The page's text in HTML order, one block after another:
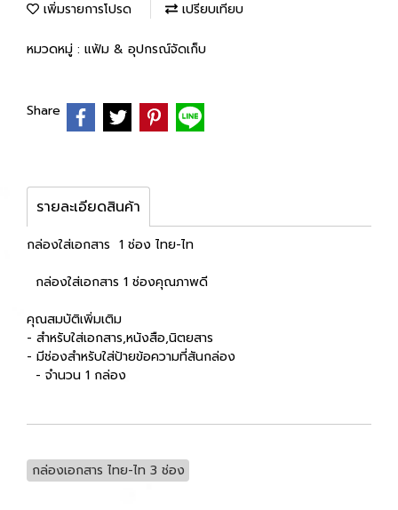
เพิ่มรายการโปรด เปรียบเทียบ
หมวดหมู่ : แฟ้ม & อุปกรณ์จัดเก็บ
Share
รายละเอียดสินค้า
กล่องใส่เอกสาร 1 ช่อง ไทย-ไท
กล่องใส่เอกสาร 1 ช่องคุณภาพดี
คุณสมบัติเพิ่มเติม
- สำหรับใส่เอกสาร,หนังสือ,นิตยสาร
- มีช่องสำหรับใส่ป้ายข้อความที่สันกล่อง
- จำนวน 1 กล่อง
กล่องเอกสาร ไทย-ไท 3 ช่อง